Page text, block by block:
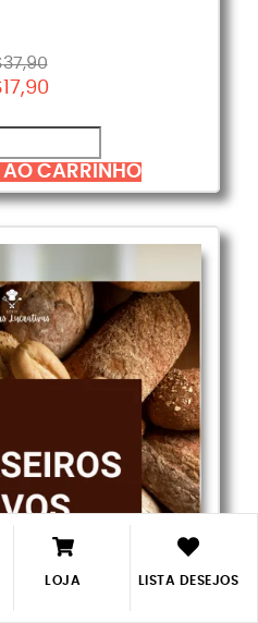
37,90
17,90
CARRINHO
LOJA LISTA DESEJOS